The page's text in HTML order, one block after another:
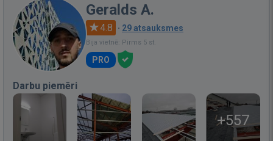
Geralds A.
4.8 · 29 atsauksmes
Bija vietnē: Pirms 5 st.
PRO
Darbu piemēri
+557